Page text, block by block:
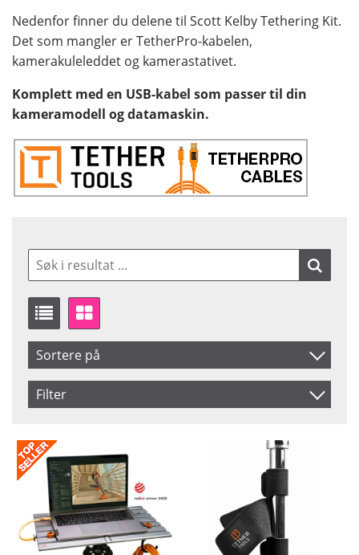
Nedenfor finner du delene til Scott Kelby Tethering Kit.
Det som mangler er TetherPro-kabelen,
kamerakuleleddet og kamerastativet.
Komplett med en USB-kabel som passer til din
kameramodell og datamaskin.
Sortere på
Artikelkod
Filter
Pris
På lager
Snart på lager